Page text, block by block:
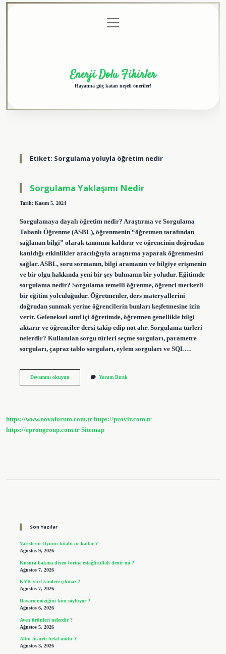
menüyü
aç
Enerji Dolu Fikirler
Hayatına güç katan neşeli öneriler!
Etiket: Sorgulama yoluyla öğretim nedir
Sorgulama Yaklaşımı Nedir
Tarih: Kasım 5, 2024
Sorgulamaya dayalı öğretim nedir? Araştırma ve Sorgulama
Tabanlı Öğrenme (ASBL), öğrenmenin “öğretmen tarafından
sağlanan bilgi” olarak tanımını kaldırır ve öğrencinin doğrudan
katıldığı etkinlikler aracılığıyla araştırma yaparak öğrenmesini
sağlar. ASBL, soru sormanın, bilgi aramanın ve bilgiye erişmenin
ve bir olgu hakkında yeni bir şey bulmanın bir yoludur. Eğitimde
sorgulama nedir? Sorgulama temelli öğrenme, öğrenci merkezli
bir eğitim yolculuğudur. Öğretmenler, ders materyallerini
doğrudan sunmak yerine öğrencilerin bunları keşfetmesine izin
verir. Geleneksel sınıf içi öğretimde, öğretmen genellikle bilgi
aktarır ve öğrenciler dersi takip edip not alır. Sorgulama türleri
nelerdir? Kullanılan sorgu türleri seçme sorguları, parametre
sorguları, çapraz tablo sorguları, eylem sorguları ve SQL…
Devamını okuyunSorgulama
Yorum Bırak
https://www.novaforum.com.tr https://provir.com.tr
https://eprongroup.com.tr Sitemap
Son Yazılar
Varislerin Oyunu kitabı ne kadar ?
Ağustos 9, 2026
Kusura bakma diyen birine estağfirullah denir mi ?
Ağustos 7, 2026
KYK yurt kimlere çıkmaz ?
Ağustos 7, 2026
Davaro müziğini kim söylüyor ?
Ağustos 6, 2026
Aven ürünleri nelerdir ?
Ağustos 5, 2026
Altın ticareti helal midir ?
Ağustos 3, 2026